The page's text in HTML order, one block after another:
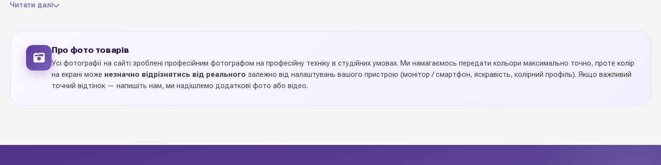
Матеріал
Розмір рулону 53 см * 6 ярдів
Щільність 105 грам / м2
Читати далі
Про фото товарів
Усі фотографії на сайті зроблені професійним фотографом на професійну техніку в студійних умовах. Ми намагаємось передати кольори максимально точно, проте колір
на екрані може незначно відрізнятись від реального залежно від налаштувань вашого пристрою (монітор / смартфон, яскравість, колірний профіль). Якщо важливий
точний відтінок — напишіть нам, ми надішлемо додаткові фото або відео.